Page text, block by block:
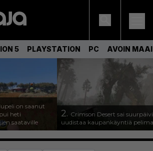
5 PLAYSTATION PC AVOIN
on saanut
heti
saataville
2. Crimson Desert sai
uudistaa kaupankäyntiä